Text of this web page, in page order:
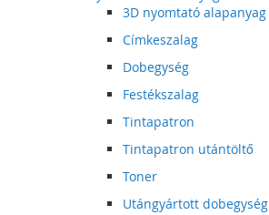
3D nyomtató alapanyag
Címkeszalag
Dobegység
Festékszalag
Tintapatron
Tintapatron utántöltő
Toner
Utángyártott dobegység